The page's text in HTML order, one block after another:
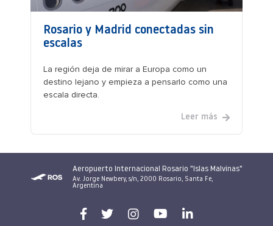
Rosario y Madrid conectadas sin
escalas
La región deja de mirar a Europa como un
destino lejano y empieza a pensarlo como una
escala directa.
Leer más
Aeropuerto Internacional Rosario "Islas Malvinas"
Av. Jorge Newbery, s/n, 2000 Rosario, Santa Fe,
Argentina